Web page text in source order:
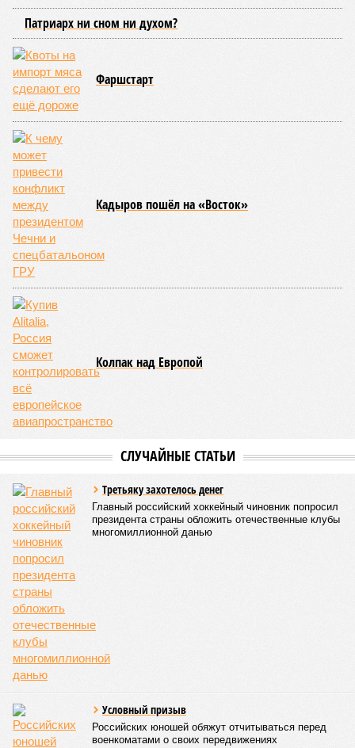
махинацию не как мошенничество, а как государственную
измену. Впрочем, было озвучено и другое мнение.
«В случае Кустова и компании речь ведь идёт об очень,
мягко говоря, небедных людях. У них не было мотивации
крысить по мелочи из бюджета Минпромторга. Но они
производственным проектом, взяв к тому времени на
себя огромные обязательства, в том числе и перед
руководством страны, а когда подошли сроки, занялись
«схемами», чтобы отчитаться. На чём их и поймали»
так объясняет коллизию политолог, руководитель НПЦ
«Ушкуйник», занимающегося разработкой беспилотных
систем,
По его словам, производители дронов всё время
оказываются между двух огней:
Минобороны, которому плевать, из чего сделан дрон,
лишь бы он нормально летел и стоил вменяемых денег. И
есть позиция Минпромторга, который жёстко загоняет
производителей в локализацию». «Многие делают так:
заказывают у российских производителей
комплектующих небольшие партии специально «под
Минпромторг», чтобы показать на выставке или
полигоне и потом сертифицировать «полностью
российский дрон», но в массовых партиях для поставок
военным всё равно используют Китай»
Чадаев.
О том же говорит и политолог, создатель конструкторского
бюро «Валькирия» по производству БПЛАДмитрий
Раевский.
«Наценка на китайские комплектующие – это
вообще основная и единственная схема, как
производители дронов зарабатывают деньги. Дело в
том, что МО разрешает минимальную наценку в 20%. И
при этом не пропускает многие дополнительные
расходы. Например, зарплаты инженеров по разработке
дронов и программистов по рынку уже приближаются к
500 тыс. рублей в месяц. А МО пропускает максимум 160
тысяч»,– рассказывает эксперт. Чтобы обойти эти
ограничения, предприятия
сверхприбыли доплачивают инженерам и программистам
то, что МО отказывается платить. Ну и часть этой
прибыли оседает в кармане собственника предприятия»